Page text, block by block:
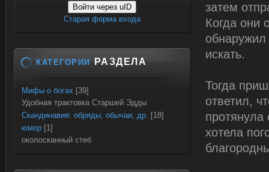
затем
Когда они
искать.
Тогда
ответил,
протянула
хотела
Войти через uID
Старая форма входа
КАТЕГОРИИ РАЗДЕЛА
Мифы о богах [39]
Удобная трактовка Старшей Эдды
Скандинавия: обряды, обычаи, др. [18]
юмор [1]
околосканный стеб